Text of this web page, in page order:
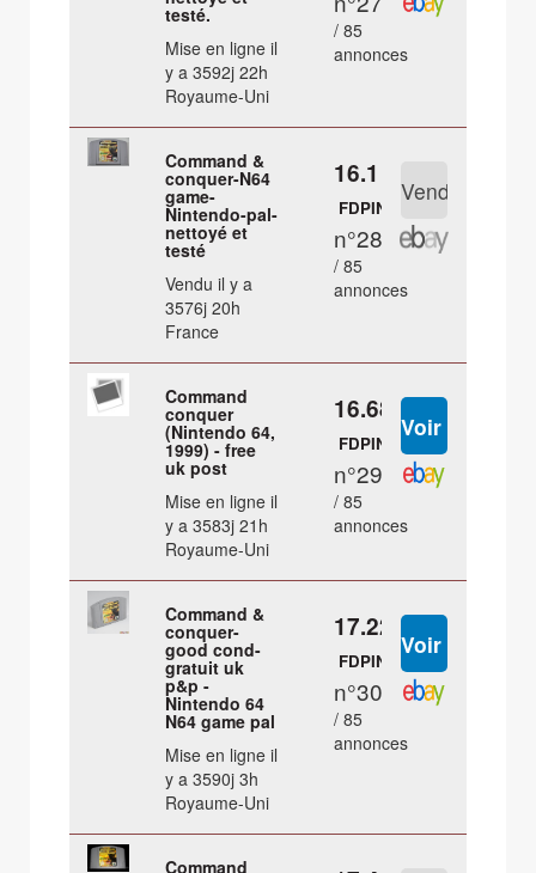
testé.
Mise en ligne il
y a 3592j 22h
Royaume-Uni
/ 85
annonces
Command &
conquer-N64
game-
Nintendo-pal-
nettoyé et
testé
Vendu il y a
3576j 20h
France
16.1 €
FDPIN
n°28
/ 85
annonces
Command
conquer
(Nintendo 64,
1999) - free
uk post
Mise en ligne il
y a 3583j 21h
Royaume-Uni
16.68 €
FDPIN
n°29
/ 85
annonces
Command &
conquer-
good cond-
gratuit uk
p&p -
Nintendo 64
N64 game pal
Mise en ligne il
y a 3590j 3h
Royaume-Uni
17.22 €
FDPIN
n°30
/ 85
annonces
Command